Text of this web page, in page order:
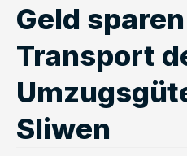
Geld
Transport
Sliwen